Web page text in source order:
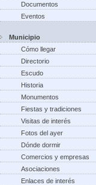
Documentos
Eventos
Municipio
Cómo llegar
Directorio
Escudo
Historia
Monumentos
Fiestas y tradiciones
Visitas de interés
Fotos del ayer
Dónde dormir
Comercios y empresas
Asociaciones
Enlaces de interés